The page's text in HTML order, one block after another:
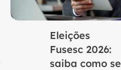
Eleições
Fusesc 2026:
saiba como se